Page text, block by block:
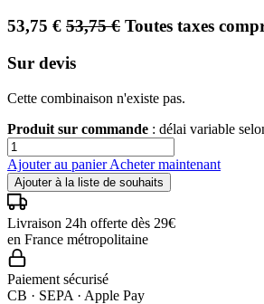
53,75 € 53,75€ Toutes taxes
Sur devis
Cette combinaison n'existe pas.
Produit sur commande : délai variable
Ajouter au panierAcheter maintenant
Ajouter à la liste de souhaits
Livraison 24h offerte dès 29€
en France métropolitaine
Paiement sécurisé
CB · SEPA · Apple Pay